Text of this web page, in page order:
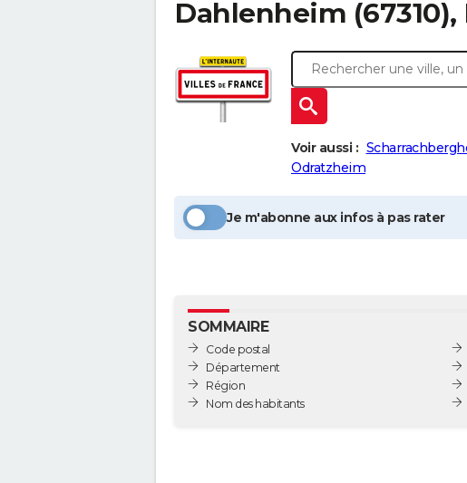
Dahlenheim
Voir aussi :
Odratzheim
Je m'abonne aux infos à pas rater
SOMMAIRE
Code postal
Département
Région
Nom des habitants